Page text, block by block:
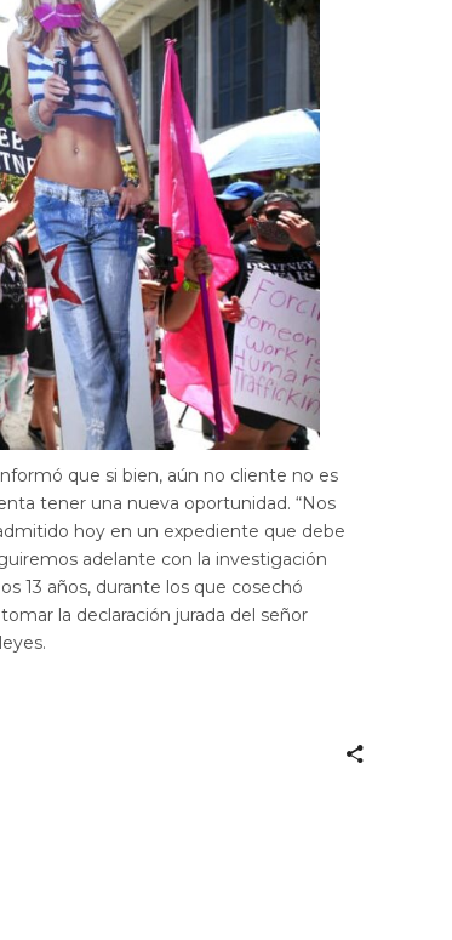
que si bien, aún no cliente no es
tener una nueva oportunidad. “Nos
hoy en un expediente que debe
adelante con la investigación
13 años, durante los que cosechó
la declaración jurada del señor